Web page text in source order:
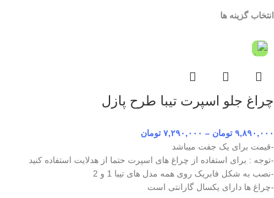
انتخاب گزینه ها
چراغ جلو اسپرت تیبا طرح پازل
۹,۸۹۰,۰۰۰ تومان – ۷,۲۹۰,۰۰۰ تومان
-قیمت برای یک جفت میباشد
-توجه : برای استفاده از چراغ های اسپرت حتما از هدلایت استفاده کنید
-نصب به شکل فابریک روی همه مدل های تیبا 1 و 2
-چراغ ها دارای یکسال گارانتی است